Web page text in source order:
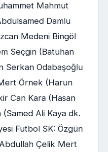
Mahmut
Damlu
Medeni Bingöl
Seçgin (Batuhan
Serkan Odabaşoğlu
Örnek (Harun
Can Kara (Hasan
Ali Kaya dk.
Futbol SK: Özgün
Çelik Mert